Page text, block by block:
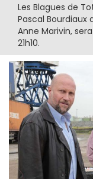
Les Blagues de
Pascal
Anne Marivin,
21h10.